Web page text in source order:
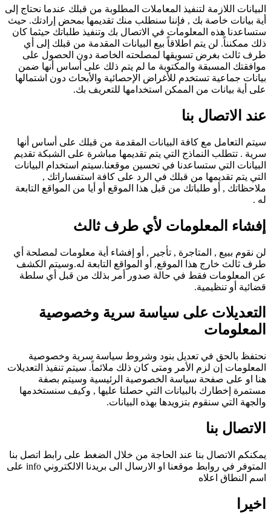
البيانات اللازمة لتنفيذ المعاملات المطلوبة من قبلك عندما نحتاج إلى
أية بيانات خاصة بك , فإننا سنطلب منك تقديمها بمحض إرادتك. حيث
ستساعدنا هذه المعلومات في الاتصال بك وتنفيذ طلباتك حيثما كان
ذلك ممكنناً. لن يتم اطلاقاً بيع البيانات المقدمة من قبلك إلى أي
طرف ثالث بغرض تسويقها لمصلحته الخاصة دون الحصول على
موافقتك المسبقة والمكتوبة ما لم يتم ذلك على أساس أنها ضمن
بيانات جماعية تستخدم للأغراض الإحصائية والأبحاث دون اشتمالها
على أية بيانات من الممكن استخدامها للتعريف بك.
عند الاتصال بنا
سيتم التعامل مع كافة البيانات المقدمة من قبلك على أساس أنها
سرية . تتطلب النماذج التي يتم تقديمها مباشرة على الشبكة تقديم
البيانات التي ستساعدنا في تحسين موقعنا.سيتم استخدام البيانات
التي يتم تقديمها من قبلك في الرد على كافة استفساراتك ,
ملاحظاتك , أو طلباتك من قبل هذا الموقع أو أيا من المواقع التابعة
له .
إفشاء المعلومات لأي طرف ثالث
لن نقوم ببيع , المتاجرة , تأجير , أو إفشاء أية معلومات لمصلحة أي
طرف ثالث خارج هذا الموقع, أو المواقع التابعة له.وسيتم الكشف
عن المعلومات فقط في حالة صدور أمر بذلك من قبل أي سلطة
قضائية أو تنظيمية.
التعديلات على سياسة سرية وخصوصية
المعلومات
نحتفظ بالحق في تعديل بنود وشروط سياسة سرية وخصوصية
المعلومات إن لزم الأمر ومتى كان ذلك ملائماً. سيتم تنفيذ التعديلات
هنا او على صفحة سياسة الخصوصية الرئيسية وسيتم بصفة
مستمرة إخطارك بالبيانات التي حصلنا عليها , وكيف سنستخدمها
والجهة التي سنقوم بتزويدها بهذه البيانات.
الاتصال بنا
يمكنكم الاتصال بنا عند الحاجة من خلال الضغط على رابط اتصل بنا
المتوفر في روابط موقعنا او الارسال الى بريدنا الالكتروني info على
اسم النطاق اعلاه
اخيرا